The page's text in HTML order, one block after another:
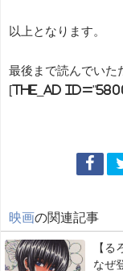
以上となります。
最後まで読んでいた
[the_ad
映画の関連記事
【
なぜ